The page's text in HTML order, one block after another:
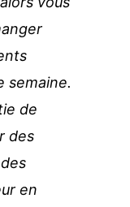
semaine.
de
des
en